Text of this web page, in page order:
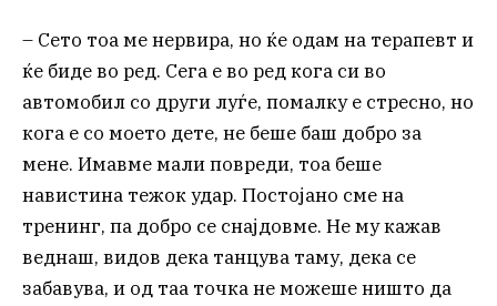
– Сето тоа ме нервира, но ќе одам на терапевт и
ќе биде во ред. Сега е во ред кога си во
автомобил со други луѓе, помалку е стресно, но
кога е со моето дете, не беше баш добро за
мене. Имавме мали повреди, тоа беше
навистина тежок удар. Постојано сме на
тренинг, па добро се снајдовме. Не му кажав
веднаш, видов дека танцува таму, дека се
забавува, и од таа точка не можеше ништо да